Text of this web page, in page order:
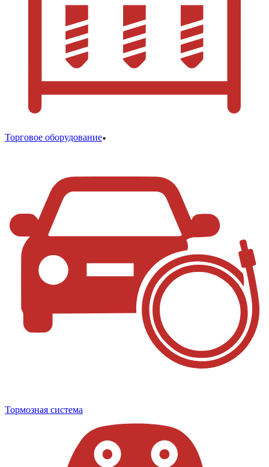
Торговое оборудование
Тормозная система